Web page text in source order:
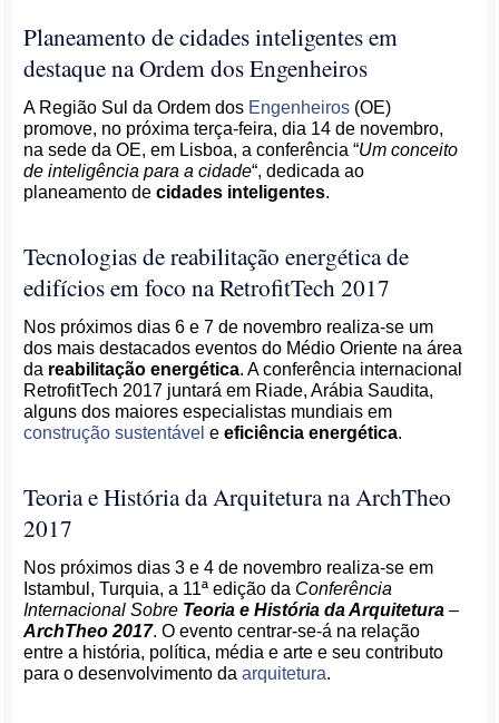
Planeamento de cidades inteligentes em
destaque na Ordem dos Engenheiros
A Região Sul da Ordem dos Engenheiros (OE)
promove, no próxima terça-feira, dia 14 de novembro,
na sede da OE, em Lisboa, a conferência “Um conceito
de inteligência para a cidade“, dedicada ao
planeamento decidades inteligentes.
Tecnologias de reabilitação energética de
edifícios em foco na RetrofitTech 2017
Nos próximos dias 6 e 7 de novembro realiza-se um
dos mais destacados eventos do Médio Oriente na área
da reabilitação energética. A conferência internacional
RetrofitTech 2017 juntará em Riade, Arábia Saudita,
alguns dos maiores especialistas mundiais em
construção sustentável eeficiência energética.
Teoria e História da Arquitetura na ArchTheo
2017
Nos próximos dias 3 e 4 de novembro realiza-se em
Istambul, Turquia, a 11ª edição da Conferência
Internacional Sobre Teoria e História da Arquitetura –
ArchTheo 2017. O evento centrar-se-á na relação
entre a história, política, média e arte e seu contributo
para o desenvolvimento daarquitetura.